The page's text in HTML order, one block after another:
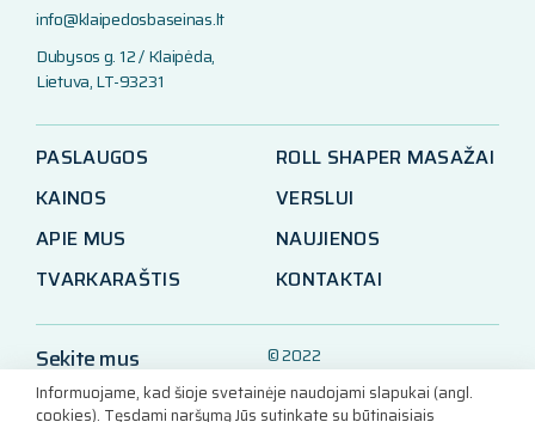
info@klaipedosbaseinas.lt
Dubysos g. 12 / Klaipėda,
Lietuva, LT-93231
PASLAUGOS
KAINOS
APIE MUS
TVARKARAŠTIS
ROLL SHAPER MASAŽAI
VERSLUI
NAUJIENOS
KONTAKTAI
Sekite mus
LinkedIn
© 2022
Klaipėdos baseinas
Informuojame, kad šioje svetainėje naudojami slapukai (angl.
cookies). Tęsdami naršymą Jūs sutinkate su būtinaisiais